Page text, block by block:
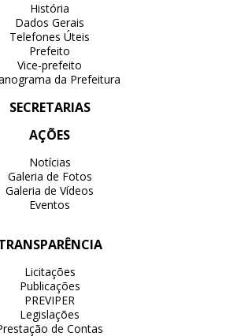
História
Dados Gerais
Telefones Úteis
Prefeito
Vice-prefeito
da Prefeitura
SECRETARIAS
AÇÕES
Notícias
Galeria de Fotos
Galeria de Vídeos
Eventos
Licitações
Publicações
PREVIPER
Legislações
de Contas